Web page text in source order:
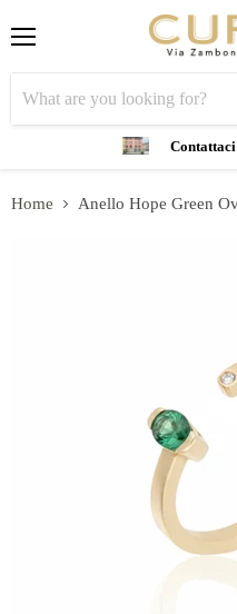
Contattaci
Home Anello Hope Green